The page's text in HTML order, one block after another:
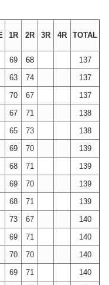
1R 2R 3R 4R TOTAL
69 68
137
63 74
137
70 67
137
67 71
138
65 73
138
69 70
139
68 71
139
69 70
139
68 71
139
73 67
140
69 71
140
70 70
140
69 71
140